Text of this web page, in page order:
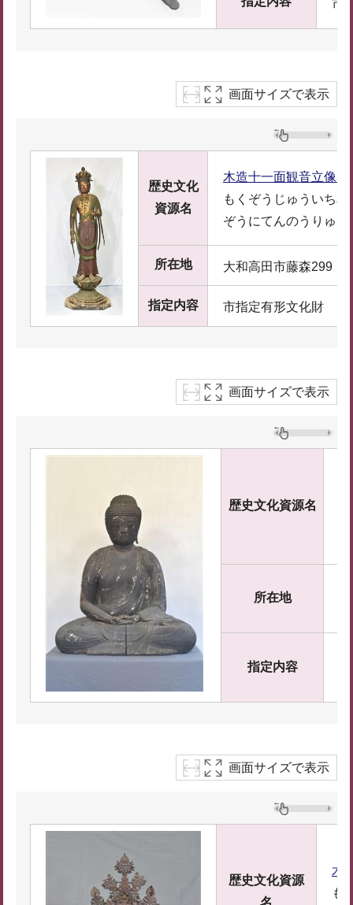
市
画面サイズで表示
歴史文化
資源名
木造十一面観音立像
もくぞうじゅういち
ぞうにてんのうりゅう
所在地 大和高田市藤森299
指定内容 市指定有形文化財
画面サイズで表示
歴史文化資源名
所在地
指定内容
画面サイズで表示
歴史文化資源
名
木
も